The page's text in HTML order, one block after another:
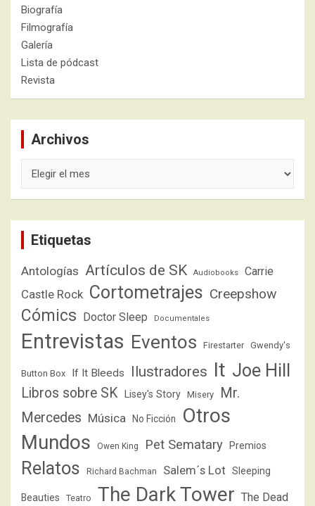
Biografía
Filmografía
Galería
Lista de pódcast
Revista
Archivos
Etiquetas
Antologías Artículos de SK Audiobooks Carrie
Castle Rock Cortometrajes Creepshow
Cómics Doctor Sleep Documentales
Entrevistas Eventos Firestarter Gwendy's
Button Box If It Bleeds Ilustradores It Joe Hill
Libros sobre SK Lisey's Story Misery
Mr.
Mercedes Música No Ficción
Otros
Mundos
Owen King Pet Sematary Premios
Relatos Richard Bachman Salem´s Lot Sleeping
Beauties Teatro The Dark Tower The Dead